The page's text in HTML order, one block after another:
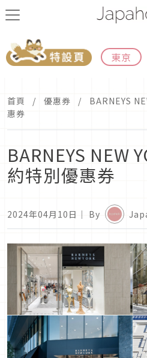
東京
首頁 優惠券
BARNEYS
惠券
BARNEYS NEW
約特別優惠券
2024年04月10日 ｜ By